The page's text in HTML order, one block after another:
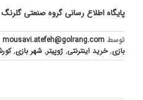
پایگاه اطلاع رسانی گروه صنعتی گلرنگ
توسط mousavi.atefeh@golrang.com
بازی,خرید اینترنتی, ژوپیتر, شهر بازی,